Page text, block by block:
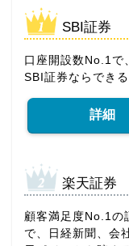
SBI証券
口座開設数No.1で
SBI証券ならでき
詳細
楽天証券
顧客満足度No.1の
で、日経新聞、会